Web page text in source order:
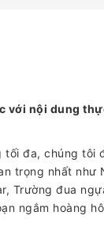
nội dung
đa, chúng tôi
trọng nhất như
Trường đua
ngắm hoàng